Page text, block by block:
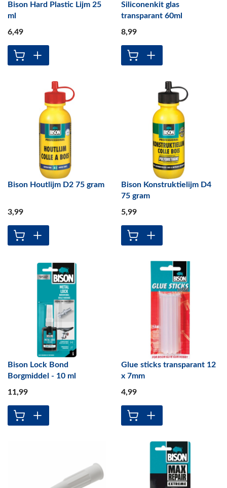
Bison Hard Plastic Lijm 25
ml
6,49
Siliconenkit glas
transparant 60ml
8,99
Bison Houtlijm D2 75 gram
3,99
Bison Konstruktielijm D4
75 gram
5,99
Bison Lock Bond
Borgmiddel - 10 ml
11,99
Glue sticks transparant 12
x 7mm
4,99